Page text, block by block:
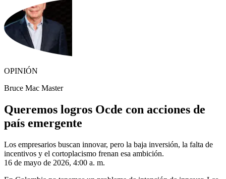
OPINIÓN
Bruce Mac Master
Queremos logros Ocde con acciones de
país emergente
Los empresarios buscan innovar, pero la baja inversión, la falta de
incentivos y el cortoplacismo frenan esa ambición.
16 de mayo de 2026, 4:00 a. m.